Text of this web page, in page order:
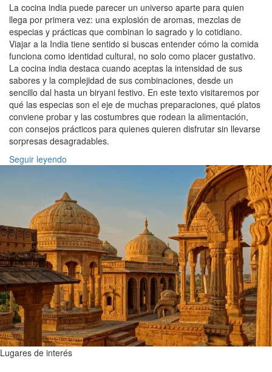
La cocina india puede parecer un universo aparte para quien
llega por primera vez: una explosión de aromas, mezclas de
especias y prácticas que combinan lo sagrado y lo cotidiano.
Viajar a la India tiene sentido si buscas entender cómo la comida
funciona como identidad cultural, no solo como placer gustativo.
La cocina india destaca cuando aceptas la intensidad de sus
sabores y la complejidad de sus combinaciones, desde un
sencillo dal hasta un biryani festivo. En este texto visitaremos por
qué las especias son el eje de muchas preparaciones, qué platos
conviene probar y las costumbres que rodean la alimentación,
con consejos prácticos para quienes quieren disfrutar sin llevarse
sorpresas desagradables.
Seguir leyendo
Lugares de interés